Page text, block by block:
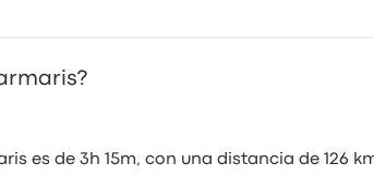
es de 3h 15m, con una distancia de 126